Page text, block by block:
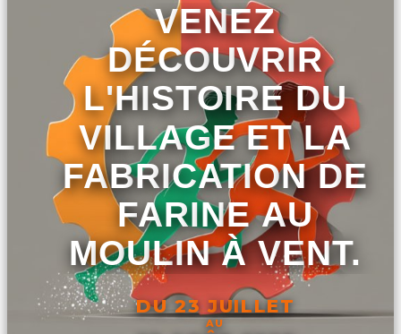
VENEZ
DÉCOUVRIR
L'HISTOIRE DU
VILLAGE ET LA
FABRICATION DE
FARINE AU
MOULIN À VENT.
DU 23 JUILLET
AU